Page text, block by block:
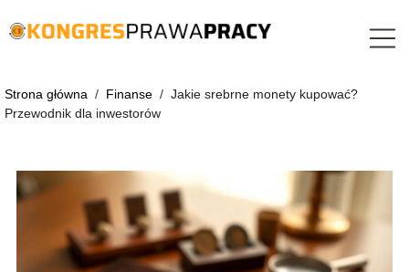
Strona główna / Finanse / Jakie srebrne monety kupować?
Przewodnik dla inwestorów